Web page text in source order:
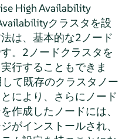
High Availability
クラスタを設
は、基本的な2ノード
。2ノードクラスタを
行することもできま
て既存のクラスタノー
により、さらにノード
作成したノードには、
がインストールされ、